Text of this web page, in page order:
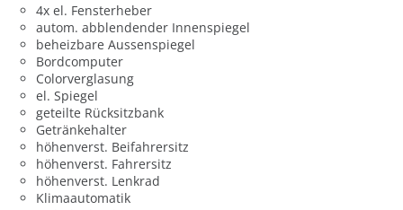
4x el. Fensterheber
autom. abblendender Innenspiegel
beheizbare Aussenspiegel
Bordcomputer
Colorverglasung
el. Spiegel
geteilte Rücksitzbank
Getränkehalter
höhenverst. Beifahrersitz
höhenverst. Fahrersitz
höhenverst. Lenkrad
Klimaautomatik